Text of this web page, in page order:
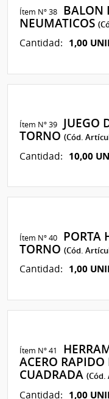
Ítem Nº 38
BALON
NEUMATICOS
Cantidad: 1,00
Ítem Nº 39
JUEGO
TORNO(Cód.
Cantidad: 10,00
Ítem Nº 40
PORTA
TORNO(Cód.
Cantidad: 1,00
Ítem Nº 41
ACERO RAPIDO
CUADRADA(Cód.
Cantidad: 1,00